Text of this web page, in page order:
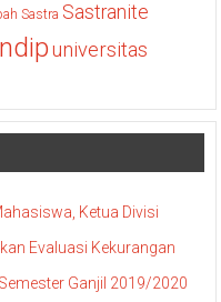
Sastra Sastranite
universitas
Ketua Divisi
Evaluasi Kekurangan
Ganjil 2019/2020